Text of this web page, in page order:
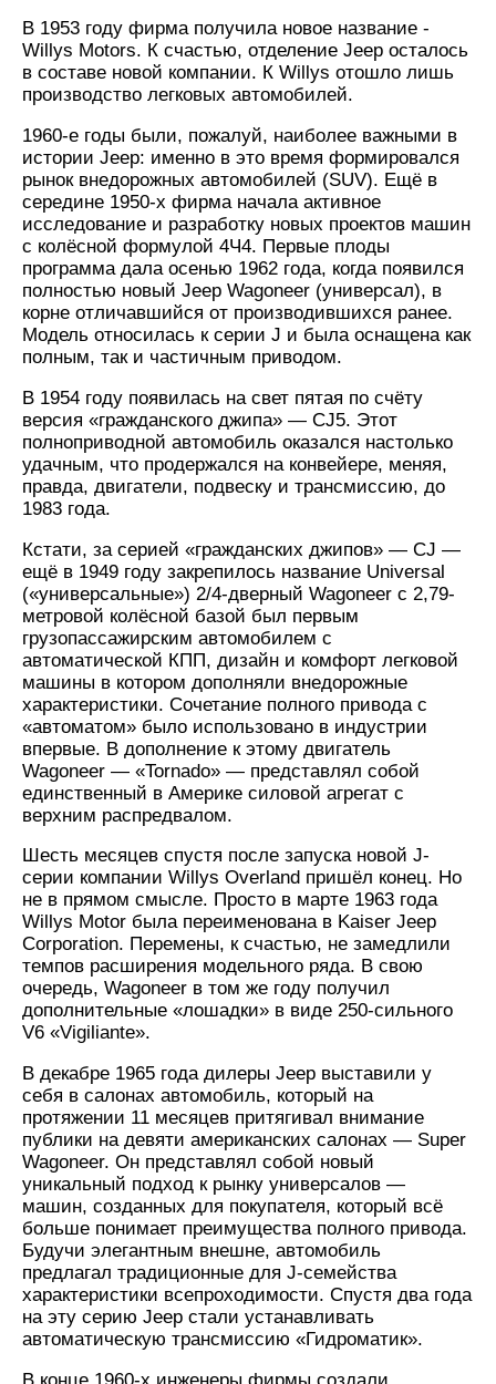
В 1953 году фирма получила новое название -
Willys Motors. К счастью, отделение Jeep осталось
в составе новой компании. К Willys отошло лишь
производство легковых автомобилей.
1960-е годы были, пожалуй, наиболее важными в
истории Jeep: именно в это время формировался
рынок внедорожных автомобилей (SUV). Ещё в
середине 1950-х фирма начала активное
исследование и разработку новых проектов машин
с колёсной формулой 4Ч4. Первые плоды
программа дала осенью 1962 года, когда появился
полностью новый Jeep Wagoneer (универсал), в
корне отличавшийся от производившихся ранее.
Модель относилась к серии J и была оснащена как
полным, так и частичным приводом.
В 1954 году появилась на свет пятая по счёту
версия «гражданского джипа» — CJ5. Этот
полноприводной автомобиль оказался настолько
удачным, что продержался на конвейере, меняя,
правда, двигатели, подвеску и трансмиссию, до
1983 года.
Кстати, за серией «гражданских джипов» — CJ —
ещё в 1949 году закрепилось название Universal
(«универсальные») 2/4-дверный Wagoneer с 2,79-
метровой колёсной базой был первым
грузопассажирским автомобилем с
автоматической КПП, дизайн и комфорт легковой
машины в котором дополняли внедорожные
характеристики. Сочетание полного привода с
«автоматом» было использовано в индустрии
впервые. В дополнение к этому двигатель
Wagoneer — «Tornado» — представлял собой
единственный в Америке силовой агрегат с
верхним распредвалом.
Шесть месяцев спустя после запуска новой J-
серии компании Willys Overland пришёл конец. Но
не в прямом смысле. Просто в марте 1963 года
Willys Motor была переименована в Kaiser Jeep
Corporation. Перемены, к счастью, не замедлили
темпов расширения модельного ряда. В свою
очередь, Wagoneer в том же году получил
дополнительные «лошадки» в виде 250-сильного
V6 «Vigiliante».
В декабре 1965 года дилеры Jeep выставили у
себя в салонах автомобиль, который на
протяжении 11 месяцев притягивал внимание
публики на девяти американских салонах — Super
Wagoneer. Он представлял собой новый
уникальный подход к рынку универсалов —
машин, созданных для покупателя, который всё
больше понимает преимущества полного привода.
Будучи элегантным внешне, автомобиль
предлагал традиционные для J-семейства
характеристики всепроходимости. Спустя два года
на эту серию Jeep стали устанавливать
автоматическую трансмиссию «Гидроматик».